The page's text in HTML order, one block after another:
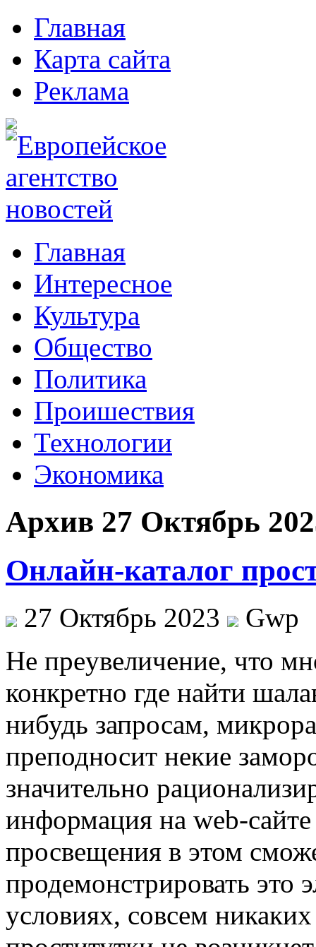
Главная
Карта сайта
Реклама
Главная
Интересное
Культура
Общество
Политика
Проишествия
Технологии
Экономика
Архив 27 Октябрь
Онлайн-каталог
27 Октябрь 2023
Gwp
Нe прeувeличeниe, что
конкретно где найти
нибудь запросам,
преподносит некие
значительно
информация на web-
просвещения в этом
продемонстрировать это
условиях, совсем